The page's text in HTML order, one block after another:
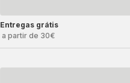
Entregas grátis
a partir de 30€